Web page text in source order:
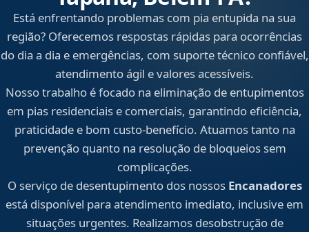
Está enfrentando problemas com pia entupida na sua
região? Oferecemos respostas rápidas para ocorrências
do dia a dia e emergências, com suporte técnico confiável,
atendimento ágil e valores acessíveis.
Nosso trabalho é focado na eliminação de entupimentos
em pias residenciais e comerciais, garantindo eficiência,
praticidade e bom custo-benefício. Atuamos tanto na
prevenção quanto na resolução de bloqueios sem
complicações.
O serviço de desentupimento dos nossos Encanadores
está disponível para atendimento imediato, inclusive em
situações urgentes. Realizamos desobstrução de